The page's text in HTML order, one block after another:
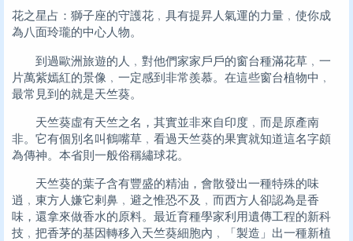
花之星占：獅子座的守護花﹐具有提昇人氣運的力量﹐使你成
為八面玲瓏的中心人物。
到過歐洲旅遊的人﹐對他們家家戶戶的窗台種滿花草﹐一
片萬紫嫣紅的景像﹐一定感到非常羨慕。在這些窗台植物中﹐
最常見到的就是天竺葵。
天竺葵虛有天竺之名，其實並非來自印度﹐而是原產南
非。它有個別名叫鶴嘴草﹐看過天竺葵的果實就知道這名字頗
為傳神。本省則一般俗稱繡球花。
天竺葵的葉子含有豐盛的精油，會散發出一種特殊的味
逍﹐東方人嫌它剌鼻﹐避之惟恐不及﹐而西方人卻認為是香
味，還拿來做香水的原料。最近育種學家利用遺傳工程的新科
技﹐把香茅的基因轉移入天竺葵細胞內﹐「製造」出一種新植